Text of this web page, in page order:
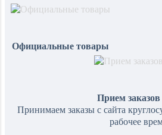
Официальные товары
Прием заказов
Принимаем заказы с сайта
рабочее